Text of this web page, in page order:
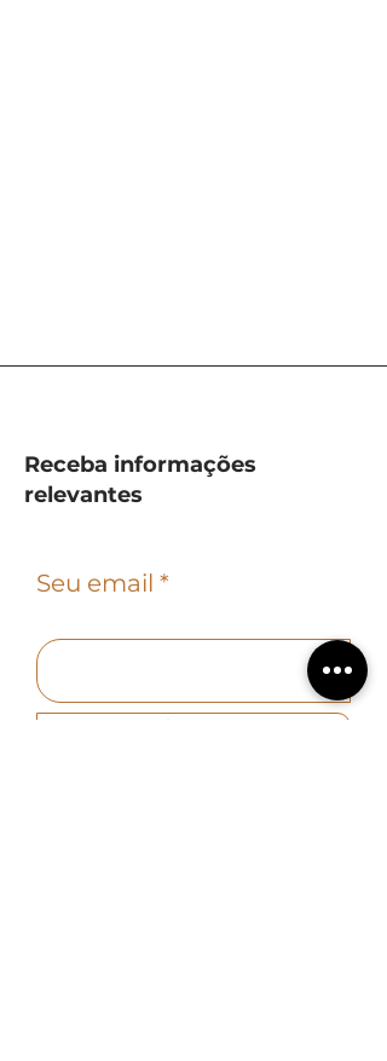
Receba informações
relevantes
Seu email
subscrever